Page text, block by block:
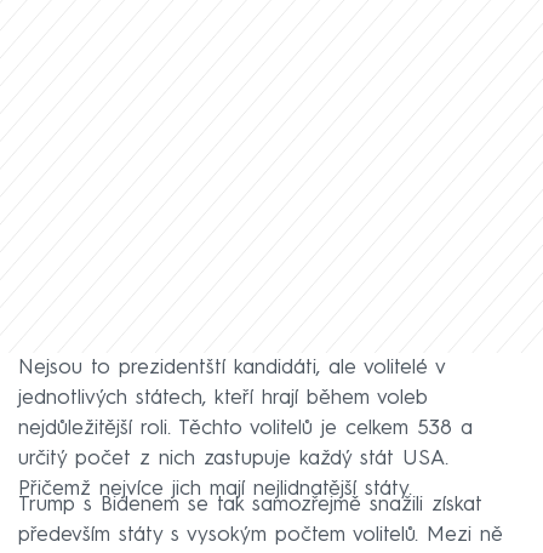
Nejsou to prezidentští kandidáti, ale volitelé v
jednotlivých státech, kteří hrají během voleb
nejdůležitější roli. Těchto volitelů je celkem 538 a
určitý počet z nich zastupuje každý stát USA.
Přičemž nejvíce jich mají nejlidnatější státy.
Trump s Bidenem se tak samozřejmě snažili získat
především státy s vysokým počtem volitelů. Mezi ně